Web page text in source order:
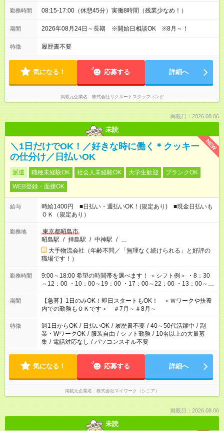
勤務時間 08:15-17:00（休憩45分）実働8時間（残業少なめ！）
期間 2026年08月24日～長期 ※開始日相談OK ※8月～！
特徴 履歴書不要
気になる！ 応募する 詳細へ
掲載元企業名 株式会社リクルートスタッフィング
掲載日：2026.08.06
未読
NEW
＼1日だけでOK！／好きな時に働く＊クッキー
の仕分け／日払いOK
派遣 職種未経験OK 社会人未経験OK 大学生歓迎
ブランクOK
WEB登録・面接OK
給与
時給1400円 ■日払い・週払いOK！(規定あり) ■現金日払いも
ＯＫ（規定あり）
勤務地
東京都昭島市
昭島駅 / 拝島駅 / 中神駅 / …
大手物流会社（年齢不問／「無理なく続けられる」と好評の
職場です！）
勤務時間
9:00～18:00 希望の時間帯を選べます！ ＜シフト例＞ ・8：30
～12：00 ・10：00～19：00 ・17：00～22：00 ・13：00～
22：00 ・22：00～翌6：00 など
期間
【急募】1日のみOK！即日スタートもOK！ ＜Ｗワークや扶養
内での勤務もＯＫです＞ ＃7月～＃8月～
特徴 週1日からOK / 日払いOK / 履歴書不要 / 40～50代活躍中 / 副
業・WワークOK / 服装自由 / シフト勤務 / 10名以上の大量募
集 / 電話対応なし / パソコンスキル不要
気になる！ 応募する 詳細へ
掲載元企業名 株式会社マイワーク（シニア）
掲載日：2026.08.06
未読